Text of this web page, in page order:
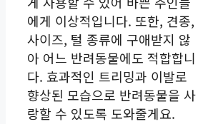
에게 이상적입니다. 또한, 견종,
사이즈, 털 종류에 구애받지 않
아 어느 반려동물에도 적합합니
다. 효과적인 트리밍과 이발로
향상된 모습으로 반려동물을 사
랑할 수 있도록 도와줄게요.